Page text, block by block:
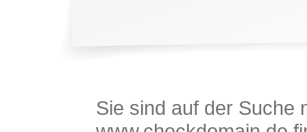
Sie sind auf der Suche